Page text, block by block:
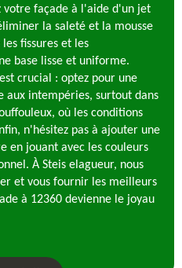
votre façade à l'aide d'un jet
la saleté et la mousse
fissures et les
base lisse et uniforme.
crucial : optez pour une
aux intempéries, surtout dans
où les conditions
n'hésitez pas à ajouter une
en jouant avec les couleurs
À Steis elagueur, nous
et vous fournir les meilleurs
à 12360 devienne le joyau